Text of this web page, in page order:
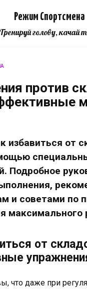
Режим Спортсмена
Тренируй голову, качай
против
избавиться от
Подробное
и советами по
максимального
от
что даже при